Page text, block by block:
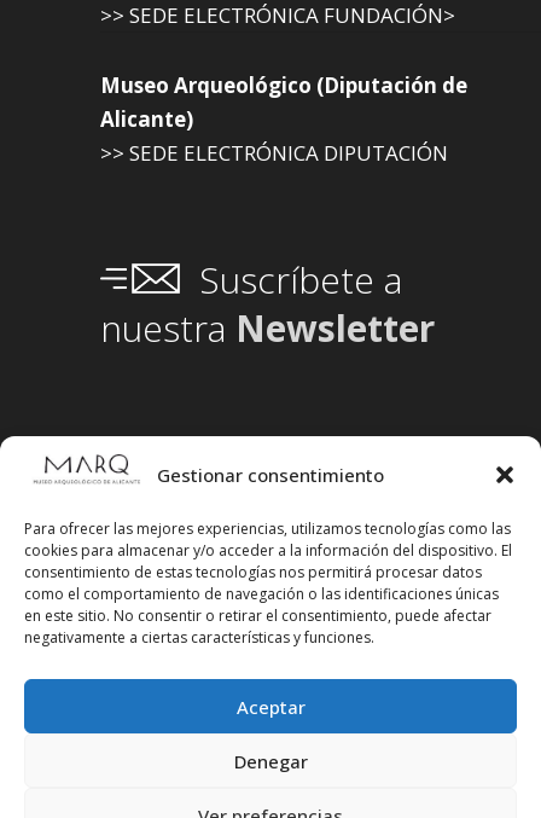
Gestionar consentimiento
Para ofrecer las mejores experiencias, utilizamos tecnologías como las
cookies para almacenar y/o acceder a la información del dispositivo. El
consentimiento de estas tecnologías nos permitirá procesar datos
como el comportamiento de navegación o las identificaciones únicas
en este sitio. No consentir o retirar el consentimiento, puede afectar
negativamente a ciertas características y funciones.
Aceptar
Denegar
>> SEDE ELECTRÓNICA FUNDACIÓN>
Museo Arqueológico (Diputación de
Alicante)
>> SEDE ELECTRÓNICA DIPUTACIÓN
Suscríbete a
nuestra Newsletter
Síguenos en redes sociales